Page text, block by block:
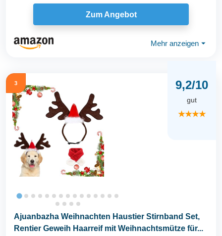
Kopfbedeckung...
Zum Angebot
Mehr anzeigen ⏷
3 9,2/10
gut
★★★★
Ajuanbazha Weihnachten Haustier Stirnband Set,
Rentier Geweih Haarreif mit Weihnachtsmütze für...